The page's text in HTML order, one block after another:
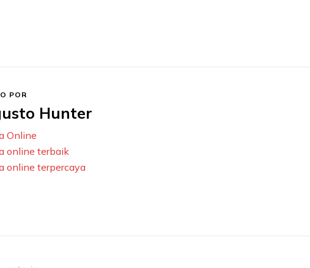
POR
Hunter
Online
online terbaik
online terpercaya